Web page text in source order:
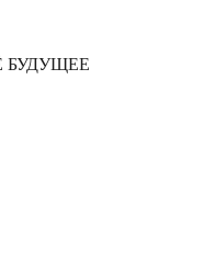
БУДУЩЕЕ